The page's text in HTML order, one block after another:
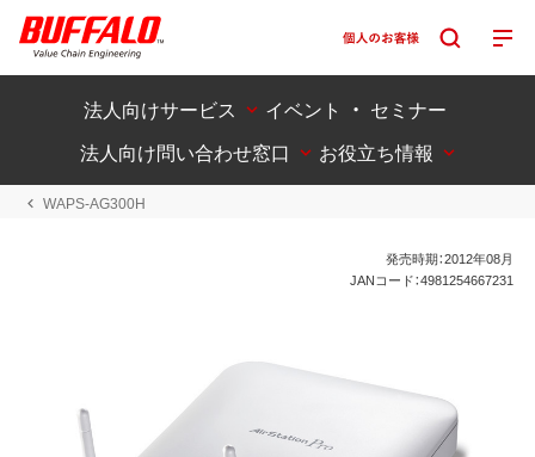
法人向けサービス
イベント ・ セミナー
法人向け問い合わせ窓口
お役立ち情報
WAPS-AG300H
発売時期：2012年08月
JANコード：4981254667231